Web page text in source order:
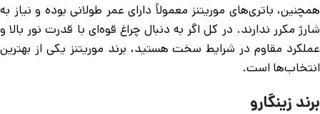
همچنین، باتری‌های موریتنز معمولاً دارای عمر طولانی بوده و نیاز به
شارژ مکرر ندارند. در کل اگر به دنبال چراغ قوه‌ای با قدرت نور بالا و
عملکرد مقاوم در شرایط سخت هستید، برند موریتنز یکی از بهترین
انتخاب‌ها است.
برند زینگارو